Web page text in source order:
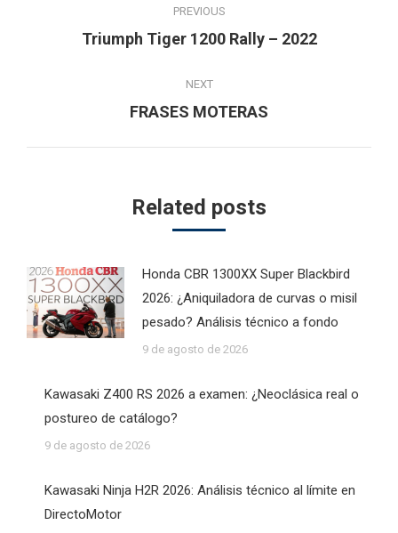
navigation
PREVIOUS
Previous
Triumph Tiger 1200 Rally – 2022
NEXT
Next
FRASES MOTERAS
Related posts
Honda CBR 1300XX Super Blackbird
2026: ¿Aniquiladora de curvas o misil
pesado? Análisis técnico a fondo
9 de agosto de 2026
Kawasaki Z400 RS 2026 a examen: ¿Neoclásica real o
postureo de catálogo?
9 de agosto de 2026
Kawasaki Ninja H2R 2026: Análisis técnico al límite en
DirectoMotor